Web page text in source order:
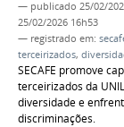
— publicado 25/02/
25/02/2026 16h53
— registrado em:
terceirizados,
SECAFE promove
terceirizados da
diversidade e
discriminações.